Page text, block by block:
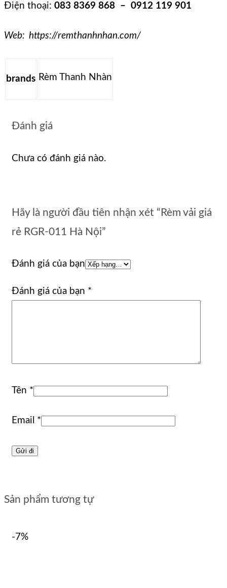
Điện thoại: 083 8369 868 – 0912 119 901
Web: https://remthanhnhan.com/
brands Rèm Thanh Nhàn
Đánh giá
Chưa có đánh giá nào.
Hãy là người đầu tiên nhận xét “Rèm vải giá
rẻ RGR-011 Hà Nội”
Đánh giá của bạn
Đánh giá của bạn *
Tên *
Email *
Sản phẩm tương tự
-7%